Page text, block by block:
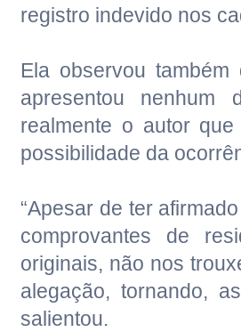
registro indevido nos
Ela observou
apresentou nenhum
realmente o autor
possibilidade da
“Apesar de ter
comprovantes de
originais, não nos
alegação, tornando,
salientou.